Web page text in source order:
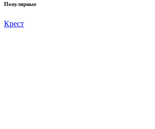
Популярные
Крест